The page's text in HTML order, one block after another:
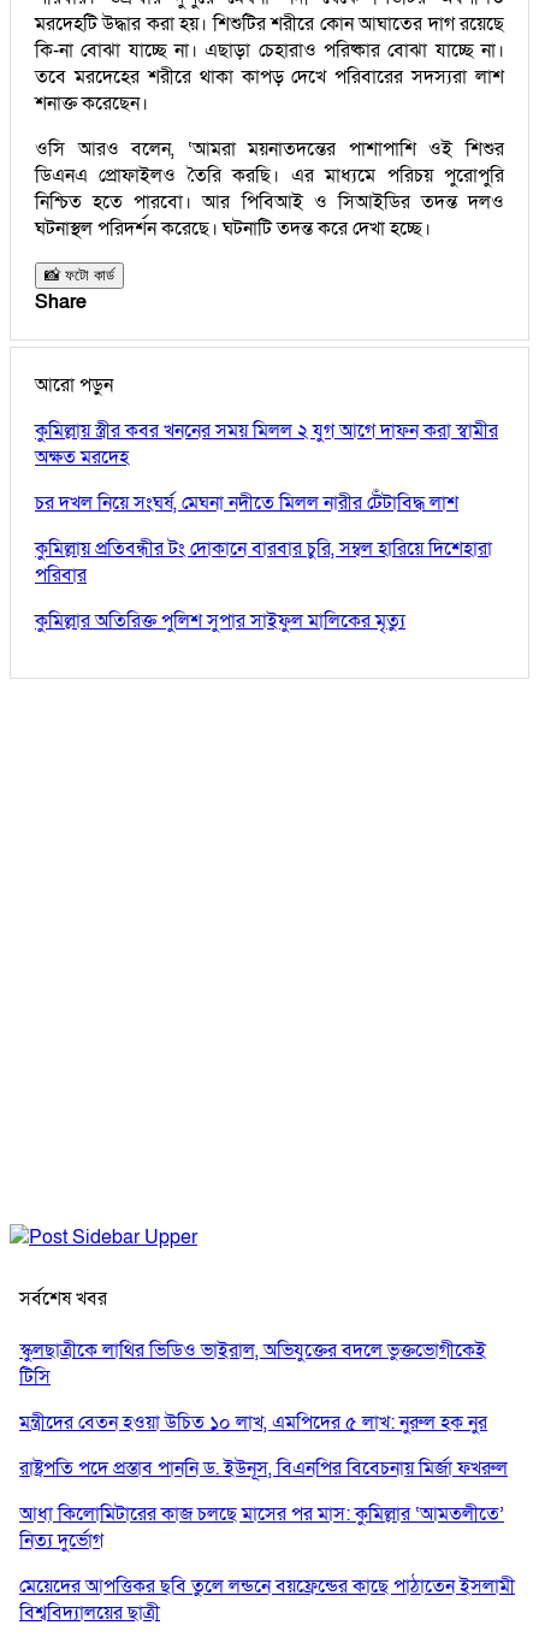
মরদেহটি উদ্ধার করা হয়। শিশুটির শরীরে কোন আঘাতের দাগ রয়েছে
কি-না বোঝা যাচ্ছে না। এছাড়া চেহারাও পরিষ্কার বোঝা যাচ্ছে না।
তবে মরদেহের শরীরে থাকা কাপড় দেখে পরিবারের সদস্যরা লাশ
শনাক্ত করেছেন।
ওসি আরও বলেন, ‘আমরা ময়নাতদন্তের পাশাপাশি ওই শিশুর
ডিএনএ প্রোফাইলও তৈরি করছি। এর মাধ্যমে পরিচয় পুরোপুরি
নিশ্চিত হতে পারবো। আর পিবিআই ও সিআইডির তদন্ত দলও
ঘটনাস্থল পরিদর্শন করেছে। ঘটনাটি তদন্ত করে দেখা হচ্ছে।
📸 ফটো কার্ড
Share
আরো পড়ুন
কুমিল্লায় স্ত্রীর কবর খননের সময় মিলল ২ যুগ আগে দাফন করা স্বামীর
অক্ষত মরদেহ
চর দখল নিয়ে সংঘর্ষ, মেঘনা নদীতে মিলল নারীর টেঁটাবিদ্ধ লাশ
কুমিল্লায় প্রতিবন্ধীর টং দোকানে বারবার চুরি, সম্বল হারিয়ে দিশেহারা
পরিবার
কুমিল্লার অতিরিক্ত পুলিশ সুপার সাইফুল মালিকের মৃত্যু
সর্বশেষ খবর
স্কুলছাত্রীকে লাথির ভিডিও ভাইরাল, অভিযুক্তের বদলে ভুক্তভোগীকেই
টিসি
মন্ত্রীদের বেতন হওয়া উচিত ১০ লাখ, এমপিদের ৫ লাখ: নুরুল হক নুর
রাষ্ট্রপতি পদে প্রস্তাব পাননি ড. ইউনূস, বিএনপির বিবেচনায় মির্জা ফখরুল
আধা কিলোমিটারের কাজ চলছে মাসের পর মাস: কুমিল্লার ‘আমতলীতে’
নিত্য দুর্ভোগ
মেয়েদের আপত্তিকর ছবি তুলে লন্ডনে বয়ফ্রেন্ডের কাছে পাঠাতেন ইসলামী
বিশ্ববিদ্যালয়ের ছাত্রী